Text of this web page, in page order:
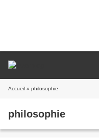
Accueil » philosophie
philosophie